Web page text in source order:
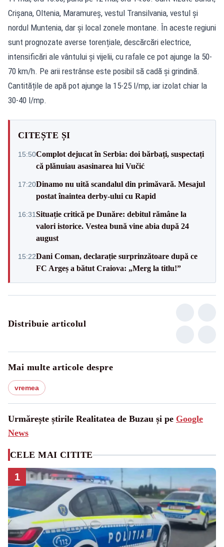
Crișana, Oltenia, Maramureș, vestul Transilvania, vestul și
nordul Muntenia, dar și local zonele montane. În aceste regiuni
sunt prognozate averse torențiale, descărcări electrice,
intensificări ale vântului și vijelii, cu rafale ce pot ajunge la 50-
70 km/h. Pe arii restrânse este posibil să cadă și grindină.
Cantitățile de apă pot ajunge la 15-25 l/mp, iar izolat chiar la
30-40 l/mp.
CITEȘTE ȘI
15:50Complot dejucat în Serbia: doi bărbați, suspectați
că plănuiau asasinarea lui Vučić
17:20Dinamo nu uită scandalul din primăvară. Mesajul
postat înaintea derby-ului cu Rapid
16:31Situație critică pe Dunăre: debitul rămâne la
valori istorice. Vestea bună vine abia după 24
august
15:22Dani Coman, declarație surprinzătoare după ce
FC Argeș a bătut Craiova: „Merg la titlu!”
Distribuie articolul
Mai multe articole despre
vremea
Urmărește știrile Realitatea de Buzau și pe Google
News
CELE MAI CITITE
1